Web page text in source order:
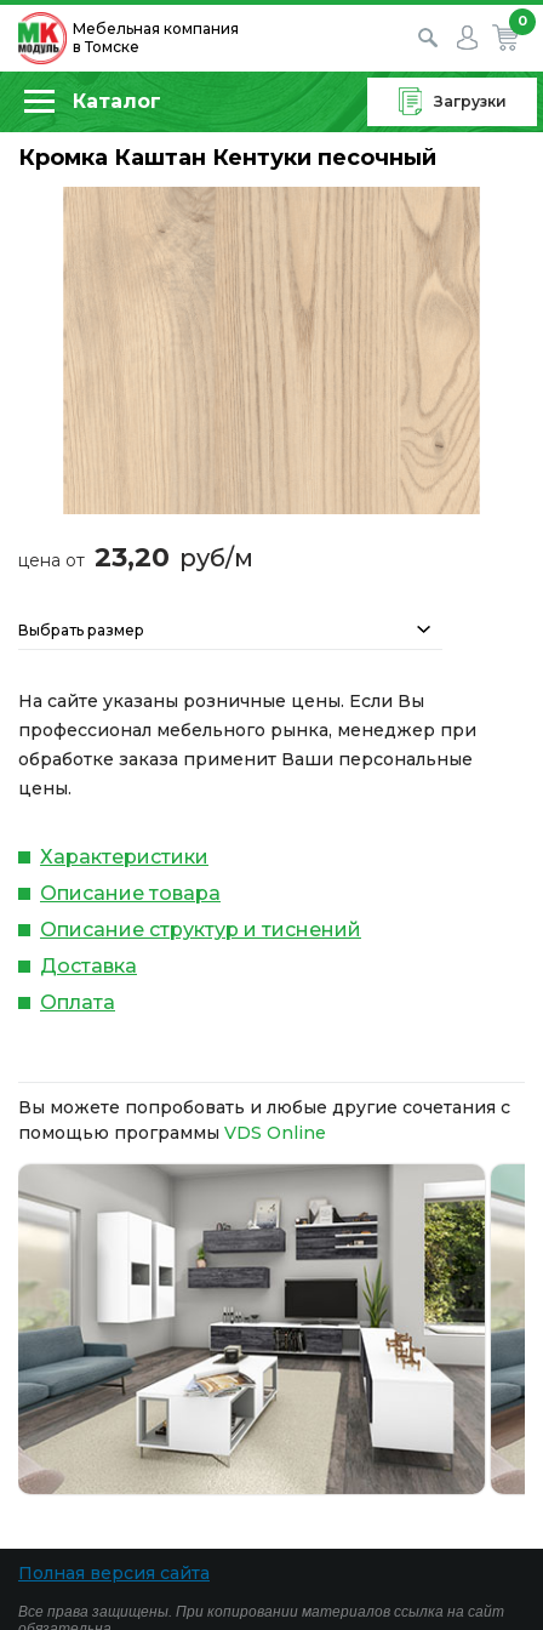
Мебельная компания
в Томске
0
Каталог Загрузки
Кромка Каштан Кентуки песочный
цена от 23,20 руб/м
Выбрать размер
На сайте указаны розничные цены. Если Вы
профессионал мебельного рынка, менеджер при
обработке заказа применит Ваши персональные
цены.
Характеристики
Описание товара
Описание структур и тиснений
Доставка
Оплата
Вы можете попробовать и любые другие сочетания с
помощью программы VDS Online
Полная версия сайта
Все права защищены. При копировании материалов ссылка на сайт